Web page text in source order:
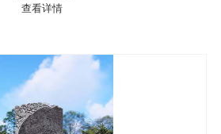
查看详情